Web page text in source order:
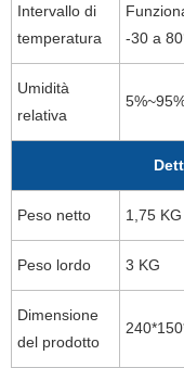
Intervallo di
temperatura
-30 a
Umidità
relativa
Peso netto 1,75 KG
Peso lordo 3 KG
Dimensione
del prodotto